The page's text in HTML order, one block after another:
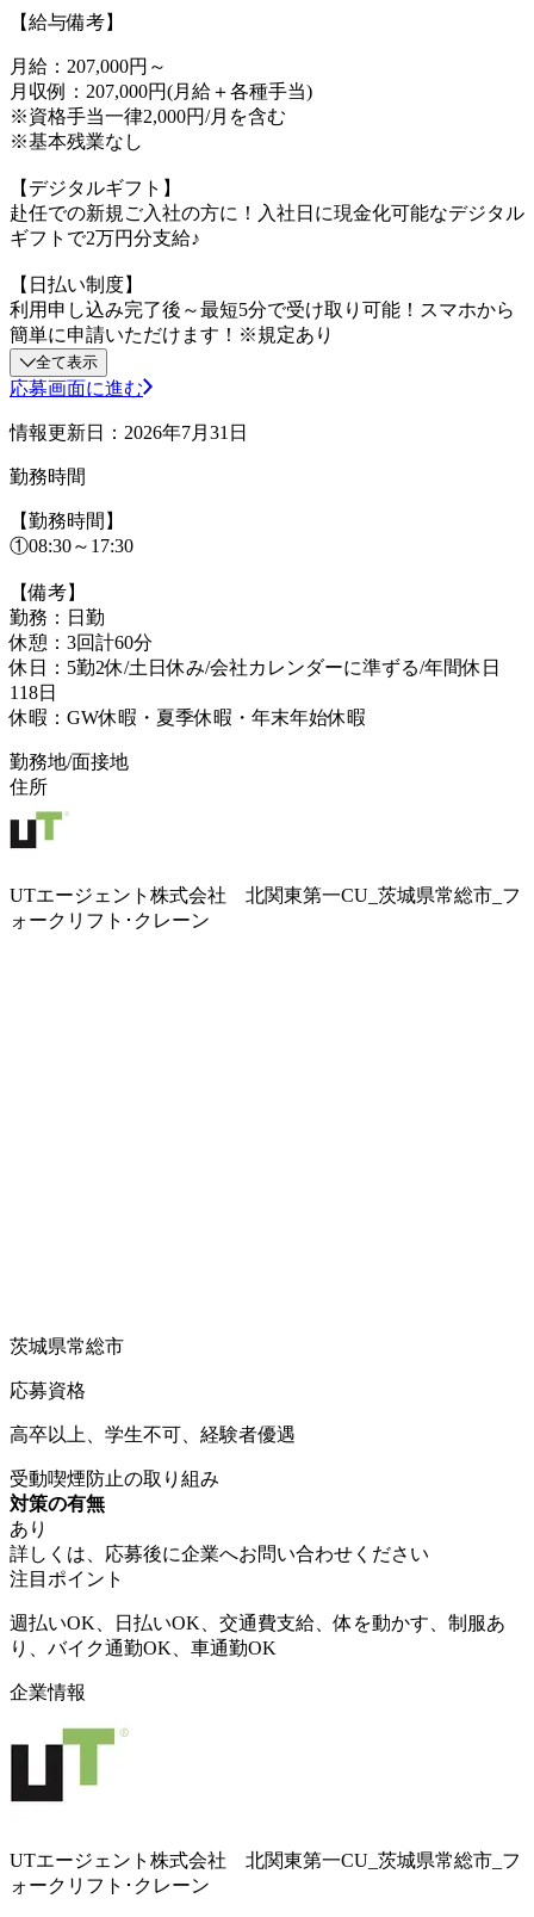
【給与備考】
月給：207,000円～
月収例：207,000円(月給＋各種手当)
※資格手当一律2,000円/月を含む
※基本残業なし
【デジタルギフト】
赴任での新規ご入社の方に！入社日に現金化可能なデジタル
ギフトで2万円分支給♪
【日払い制度】
利用申し込み完了後～最短5分で受け取り可能！スマホから
簡単に申請いただけます！※規定あり
全て表示
応募画面に進む
情報更新日：2026年7月31日
勤務時間
【勤務時間】
①08:30～17:30
【備考】
勤務：日勤
休憩：3回計60分
休日：5勤2休/土日休み/会社カレンダーに準ずる/年間休日
118日
休暇：GW休暇・夏季休暇・年末年始休暇
勤務地/面接地
住所
UTエージェント株式会社 北関東第一CU_茨城県常総市_フ
ォークリフト･クレーン
茨城県常総市
応募資格
高卒以上、学生不可、経験者優遇
受動喫煙防止の取り組み
対策の有無
あり
詳しくは、応募後に企業へお問い合わせください
注目ポイント
週払いOK、日払いOK、交通費支給、体を動かす、制服あ
り、バイク通勤OK、車通勤OK
企業情報
UTエージェント株式会社 北関東第一CU_茨城県常総市_フ
ォークリフト･クレーン